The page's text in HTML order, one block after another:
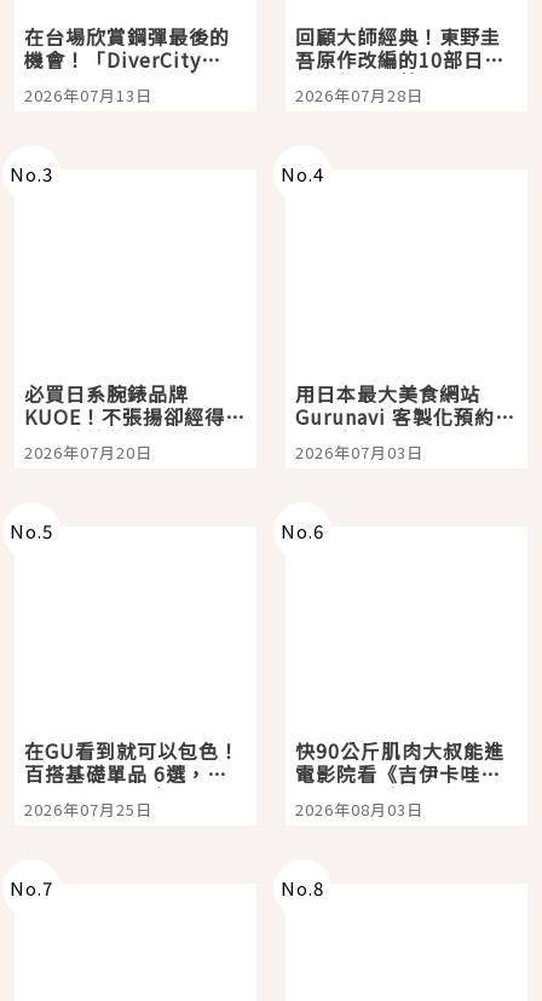
在台場欣賞鋼彈最後的
機會！「DiverCity
Tokyo Plaza」搭船、
購物、美食及夜景，一
2026年07月13日
回顧大師經典！東野圭
吾原作改編的10部日本
影視作品推薦
2026年07月28日
No.3
必買日系腕錶品牌
KUOE！不張揚卻經得起
時間洗鍊的經典之作五
選
2026年07月20日
No.4
用日本最大美食網站
Gurunavi 客製化預約九
大都市餐廳，打造專屬
美食體驗！
2026年07月03日
No.5
在GU看到就可以包色！
百搭基礎單品 6選，閉
眼全收也不心疼
2026年07月25日
No.6
快90公斤肌肉大叔能進
電影院看《吉伊卡哇》
嗎？日本重金屬樂團
「打首」會長與nagano
2026年08月03日
No.7 No.8